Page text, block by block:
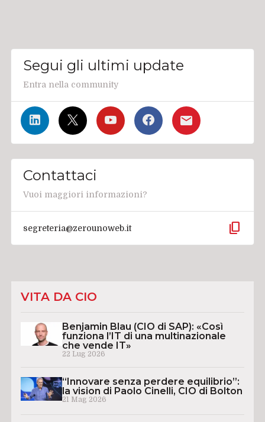
Segui gli ultimi update
Entra nella community
Contattaci
Vuoi maggiori informazioni?
segreteria@zerounoweb.it content_copy
VITA DA CIO
Benjamin Blau (CIO di SAP): «Così
funziona l’IT di una multinazionale
che vende IT»
22 Lug 2026
“Innovare senza perdere equilibrio”:
la vision di Paolo Cinelli, CIO di Bolton
21 Mag 2026